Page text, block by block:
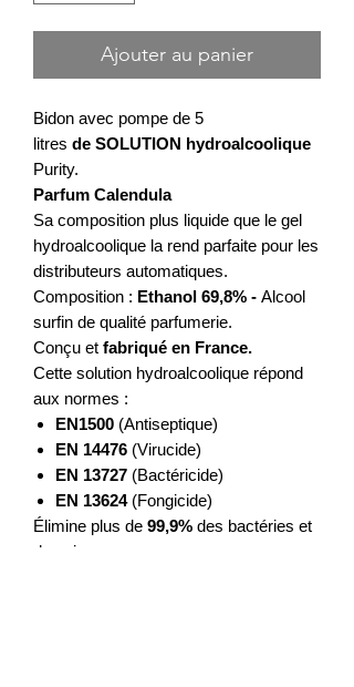
Ajouter au panier
Bidon avec pompe de 5
litres de SOLUTION hydroalcoolique
Purity.
Parfum Calendula
Sa composition plus liquide que le gel
hydroalcoolique la rend parfaite pour les
distributeurs automatiques.
Composition : Ethanol 69,8% - Alcool
surfin de qualité parfumerie.
Conçu et fabriqué en France.
Cette solution hydroalcoolique répond
aux normes :
EN1500 (Antiseptique)
EN 14476 (Virucide)
EN 13727 (Bactéricide)
EN 13624(Fongicide)
Élimine plus de 99,9% des bactéries et
des virus